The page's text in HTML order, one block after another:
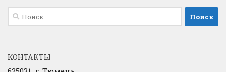
Найти:
КОНТАКТЫ